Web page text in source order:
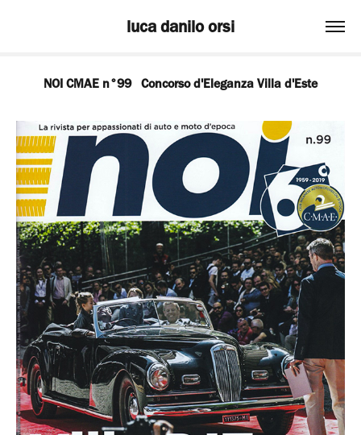
luca danilo orsi
NOI CMAE n°99   Concorso d'Eleganza Villa d'Este